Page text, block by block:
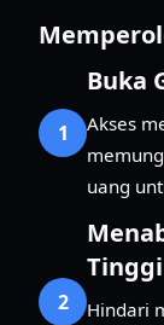
1
Buka
Akses
uang
2
Tinggi
Hindari